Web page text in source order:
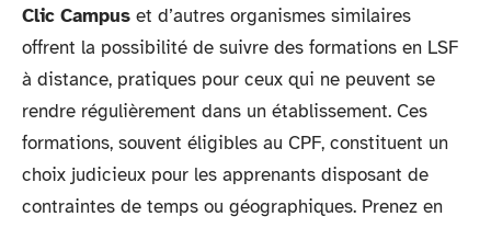
Clic Campus et d’autres organismes similaires
offrent la possibilité de suivre des formations en LSF
à distance, pratiques pour ceux qui ne peuvent se
rendre régulièrement dans un établissement. Ces
formations, souvent éligibles au CPF, constituent un
choix judicieux pour les apprenants disposant de
contraintes de temps ou géographiques. Prenez en